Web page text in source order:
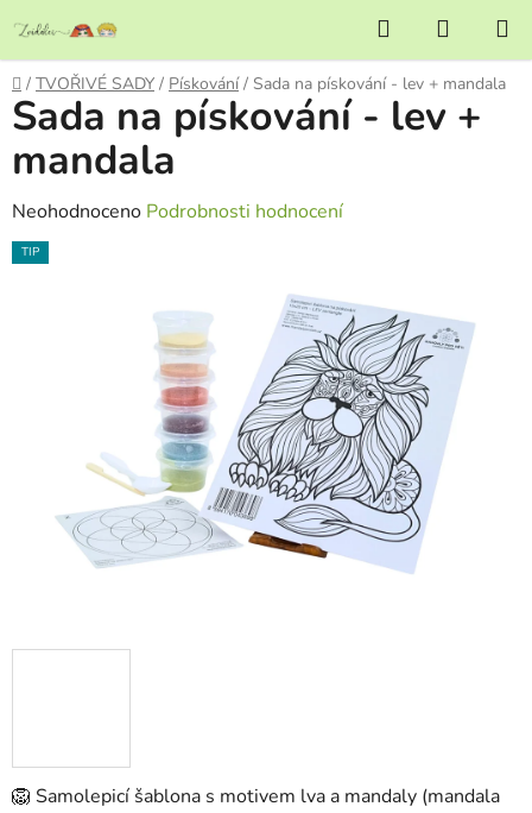
obsah
Hledat
KOŠÍK
Domů
/ TVOŘIVÉ SADY / Pískování / Sada na pískování - lev + mandala
🦁 Samolepicí šablona s motivem lva a mandaly (mandala
Sada na pískování - lev +
mandala
Průměrné
hodnocení
Neohodnoceno Podrobnosti hodnocení
TIP